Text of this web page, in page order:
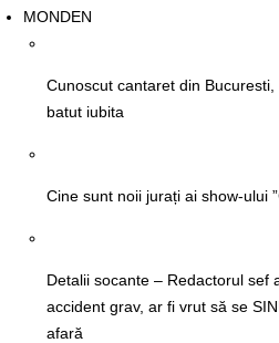
MONDEN
Cunoscut cantaret din
batut iubita
Cine sunt noii jurați ai show-ului
Detalii socante – Redactorul sef
accident grav, ar fi vrut să se
afară